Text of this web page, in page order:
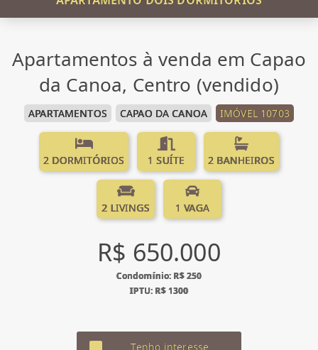
Apartamentos à venda em Capao
da Canoa, Centro (vendido)
APARTAMENTOS CAPAO DA CANOA IMÓVEL 10703
2 DORMITÓRIOS 1 SUÍTE 2 BANHEIROS
2 LIVINGS 1 VAGA
R$ 650.000
Condomínio: R$ 250
IPTU: R$ 1300
Tenho interesse